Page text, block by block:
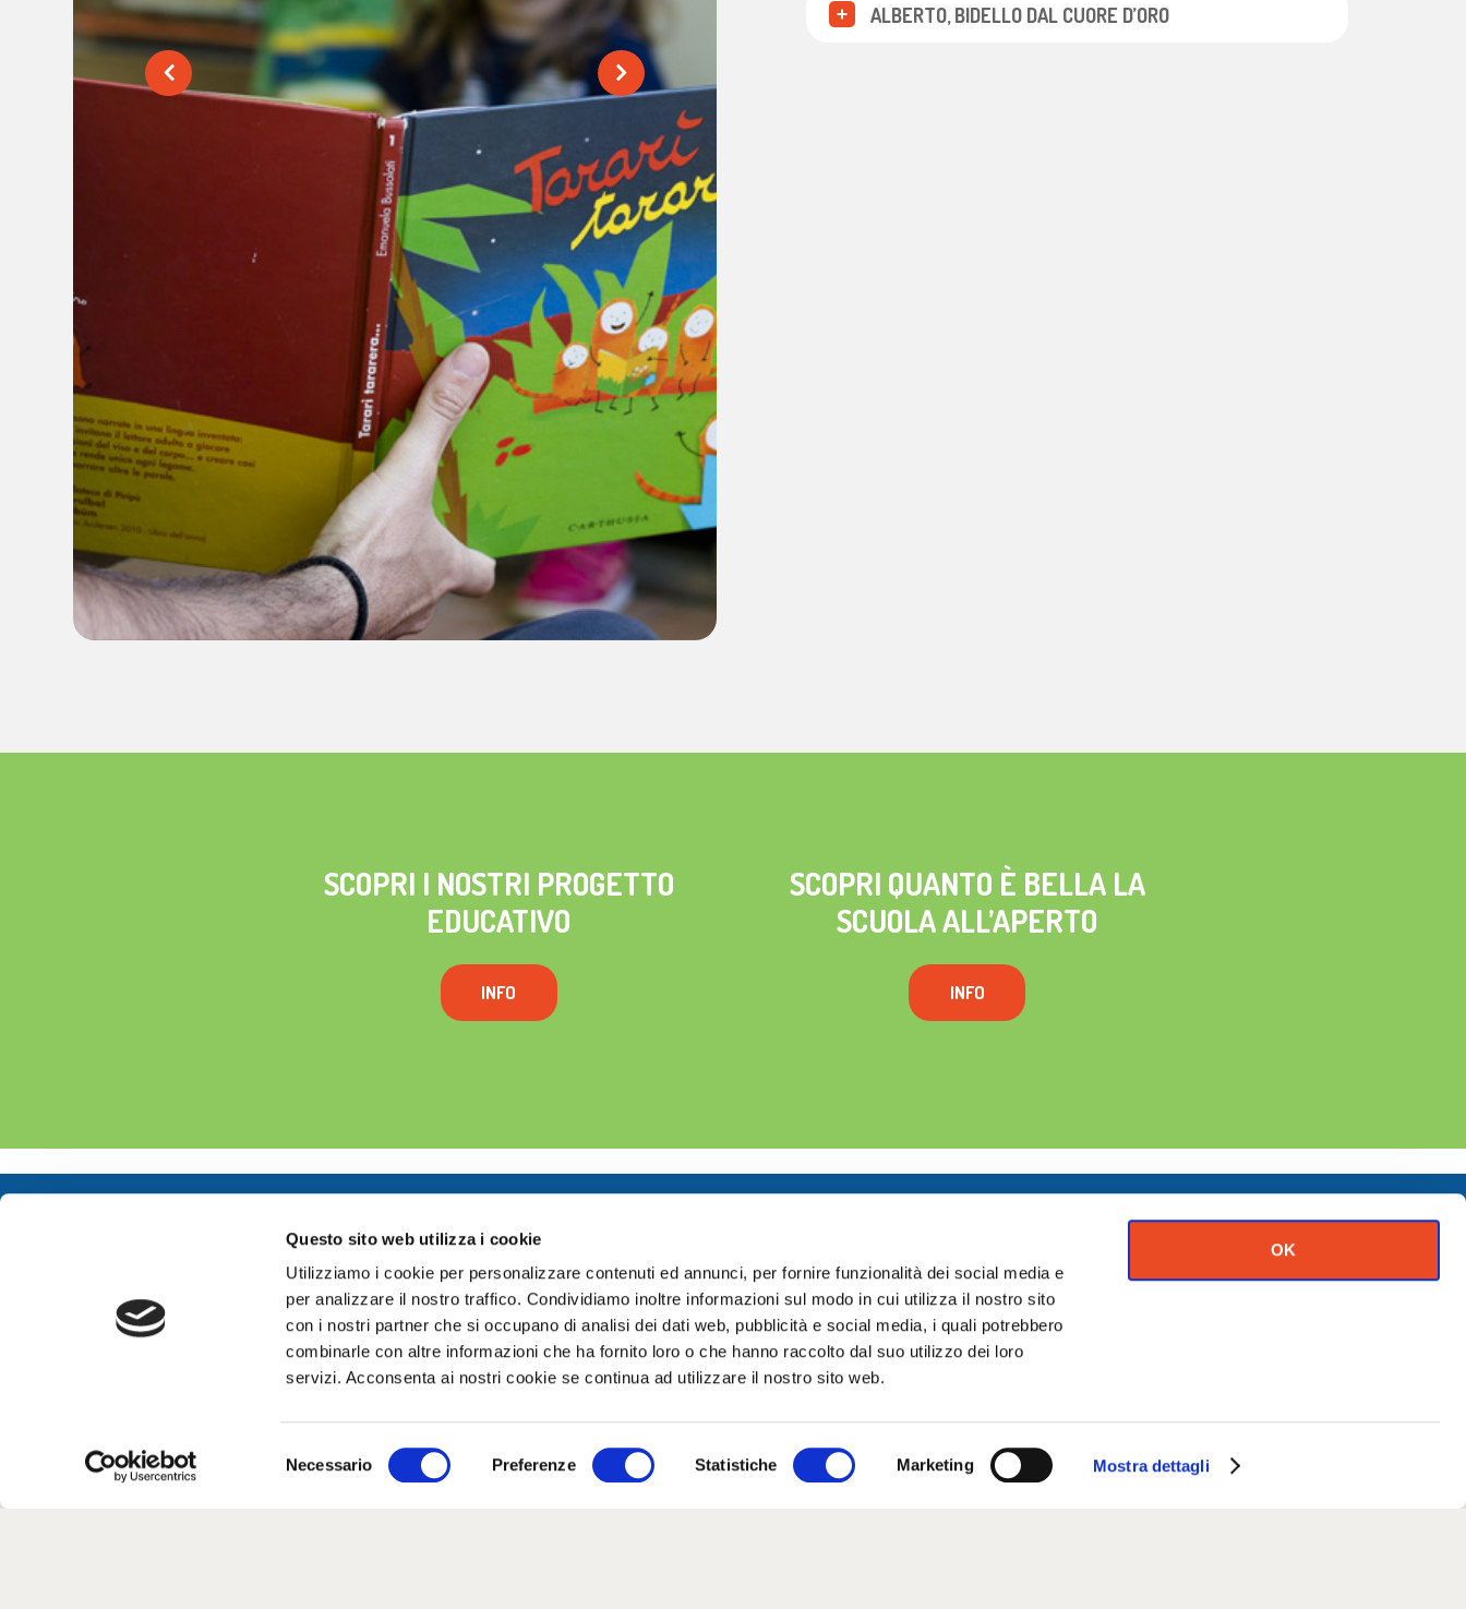
Questo sito web utilizza i cookie
Utilizziamo i cookie per personalizzare contenuti ed annunci, per fornire funzionalità dei social media e
per analizzare il nostro traffico. Condividiamo inoltre informazioni sul modo in cui utilizza il nostro sito
con i nostri partner che si occupano di analisi dei dati web, pubblicità e social media, i quali potrebbero
combinarle con altre informazioni che ha fornito loro o che hanno raccolto dal suo utilizzo dei loro
servizi. Acconsenta ai nostri cookie se continua ad utilizzare il nostro sito web.
e
Necessario Preferenze Statistiche Marketing Mostra dettagli
OK
ALBERTO, BIDELLO DAL CUORE D’ORO
SCOPRI I NOSTRI PROGETTO
EDUCATIVO
INFO
SCOPRI QUANTO È BELLA LA
SCUOLA ALL’APERTO
INFO
+39 334 9142507
i.passerotti@becoming-education.com
LABORATORI NEWS SPAZI PER TE